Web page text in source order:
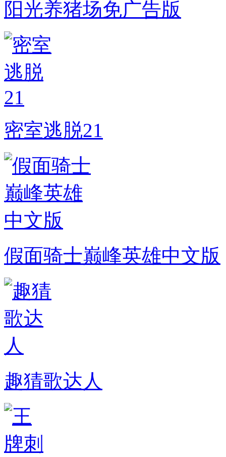
阳光养猪场免广告版
密室逃脱21
假面骑士巅峰英雄中文版
趣猜歌达人